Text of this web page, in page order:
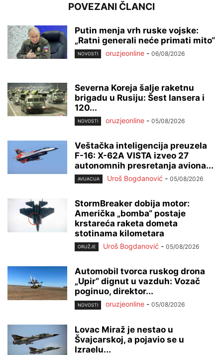
POVEZANI ČLANCI
Putin menja vrh ruske vojske:
„Ratni generali neće primati mito“
NOVOSTI oruzjeonline - 06/08/2026
Severna Koreja šalje raketnu
brigadu u Rusiju: Šest lansera i
120...
NOVOSTI oruzjeonline - 05/08/2026
Veštačka inteligencija preuzela
F-16: X-62A VISTA izveo 27
autonomnih presretanja aviona...
AVIJACIJA Uroš Bogdanović - 05/08/2026
StormBreaker dobija motor:
Američka „bomba“ postaje
krstareća raketa dometa
stotinama kilometara
ORUŽJE Uroš Bogdanović - 05/08/2026
Automobil tvorca ruskog drona
„Upir“ dignut u vazduh: Vozač
poginuo, direktor...
NOVOSTI oruzjeonline - 05/08/2026
Lovac Miraž je nestao u
Švajcarskoj, a pojavio se u
Izraelu...